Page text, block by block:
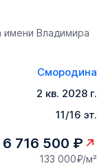
имени Владимира
Смородина
2 кв. 2028 г.
11/16 эт.
6 716 500 ₽
133 000₽/м²